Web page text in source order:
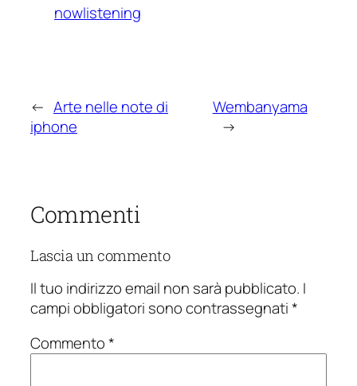
nowlistening
← Arte nelle note di
iphone
Wembanyama
→
Commenti
Lascia un commento
Il tuo indirizzo email non sarà pubblicato. I
campi obbligatori sono contrassegnati*
Commento*